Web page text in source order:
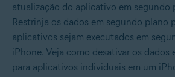
atualização do aplicativo em segundo
Restrinja os dados em segundo plano
aplicativos sejam executados em
iPhone. Veja como desativar os dados
para aplicativos individuais em um